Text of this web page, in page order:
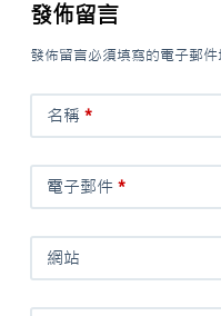
發佈留言
發佈留言必須填寫的電子郵件
名稱 *
電子郵件*
網站